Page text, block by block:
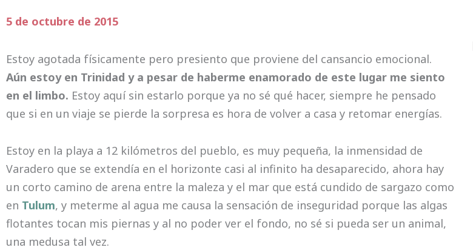
5 de octubre de 2015
Estoy agotada físicamente pero presiento que proviene del cansancio emocional.
Aún estoy en Trinidad y a pesar de haberme enamorado de este lugar me siento
en el limbo. Estoy aquí sin estarlo porque ya no sé qué hacer, siempre he pensado
que si en un viaje se pierde la sorpresa es hora de volver a casa y retomar energías.
Estoy en la playa a 12 kilómetros del pueblo, es muy pequeña, la inmensidad de
Varadero que se extendía en el horizonte casi al infinito ha desaparecido, ahora hay
un corto camino de arena entre la maleza y el mar que está cundido de sargazo como
en Tulum, y meterme al agua me causa la sensación de inseguridad porque las algas
flotantes tocan mis piernas y al no poder ver el fondo, no sé si pueda ser un animal,
una medusa tal vez.